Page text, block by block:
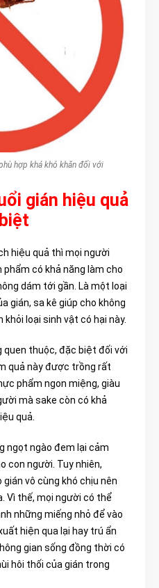
hợp khá khó khăn đối với
gián hiệu quả
hiệu quả thì mọi người
có khả năng làm cho
dám tới gần. Là một loại
gián, sa kê giúp cho không
loại sinh vật có hại này.
quen thuộc, đặc biệt đối với
quả này được trồng rất
phẩm ngon miệng, giàu
mà sake còn có khả
quả.
ngọt ngào đem lại cảm
con người. Tuy nhiên,
vô cùng khó chịu nên
Vì thế, mọi người có thể
những miếng nhỏ để vào
hiện qua lại hay trú ẩn
gian sống đồng thời có
hôi thối của gián trong